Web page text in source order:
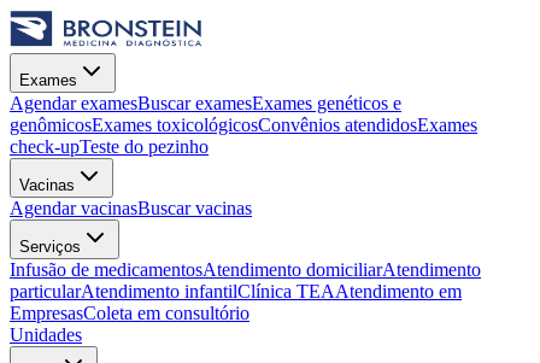
Exames
Agendar examesBuscar examesExames genéticos e
genômicosExames toxicológicosConvênios atendidosExames
check-upTeste do pezinho
Vacinas
Agendar vacinasBuscar vacinas
Serviços
Infusão de medicamentosAtendimento domiciliarAtendimento
particularAtendimento infantilClínica TEAAtendimento em
EmpresasColeta em consultório
Unidades